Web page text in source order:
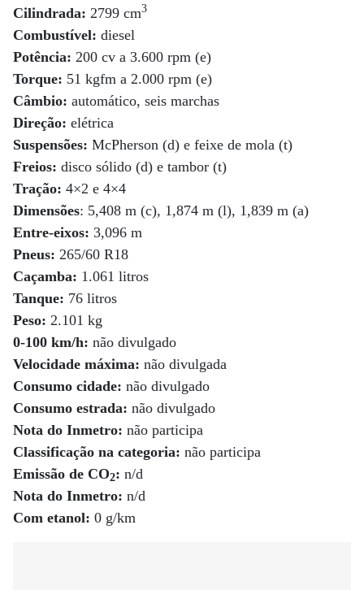
Cilindrada: 2799 cm3
Combustível: diesel
Potência: 200 cv a 3.600 rpm (e)
Torque: 51 kgfm a 2.000 rpm (e)
Câmbio: automático, seis marchas
Direção: elétrica
Suspensões: McPherson (d) e feixe de mola (t)
Freios: disco sólido (d) e tambor (t)
Tração: 4×2 e 4×4
Dimensões: 5,408 m (c), 1,874 m (l), 1,839 m (a)
Entre-eixos: 3,096 m
Pneus: 265/60 R18
Caçamba: 1.061 litros
Tanque: 76 litros
Peso: 2.101 kg
0-100 km/h: não divulgado
Velocidade máxima: não divulgada
Consumo cidade: não divulgado
Consumo estrada: não divulgado
Nota do Inmetro: não participa
Classificação na categoria: não participa
Emissão de CO2: n/d
Nota do Inmetro: n/d
Com etanol: 0 g/km